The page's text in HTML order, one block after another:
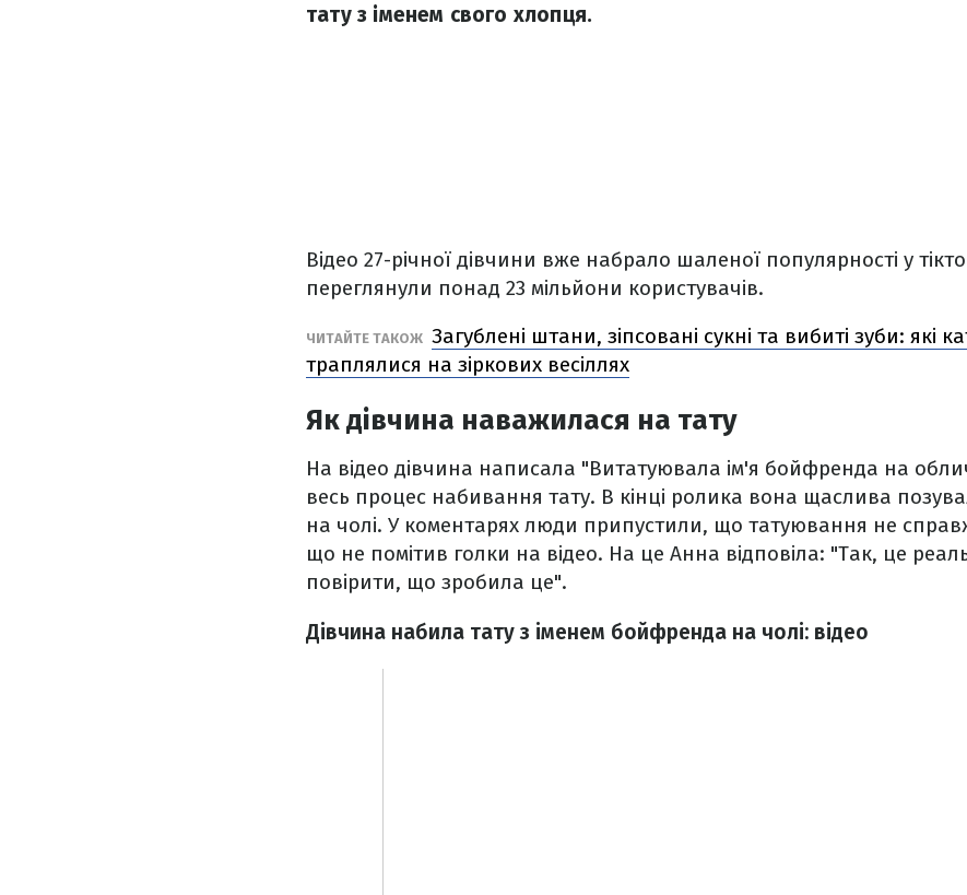
тату з іменем свого хлопця.
Відео 27-річної дівчини вже набрало шаленої популярності у
переглянули понад 23 мільйони користувачів.
ЧИТАЙТЕ ТАКОЖ Загублені штани, зіпсовані сукні та вибиті зуби: які
траплялися на зіркових весіллях
Як дівчина наважилася на тату
На відео дівчина написала "Витатуювала ім'я бойфренда на
весь процес набивання тату. В кінці ролика вона щаслива
на чолі. У коментарях люди припустили, що татуювання не
що не помітив голки на відео. На це Анна відповіла: "Так, це
повірити, що зробила це".
Дівчина набила тату з іменем бойфренда на чолі: відео